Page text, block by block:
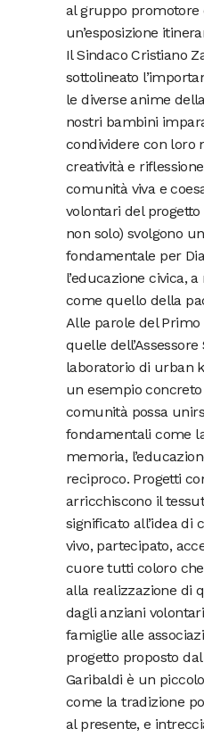
al gruppo promotore
un’esposizione
Il Sindaco Cristiano
sottolineato
le diverse anime
nostri bambini
condividere con loro
creatività e
comunità viva e
volontari del progetto
non solo) svolgono
fondamentale per
l’educazione civica,
come quello della
Alle parole del
quelle
laboratorio di urban
un esempio
comunità possa
fondamentali come
memoria,
reciproco. Progetti
arricchiscono il
significato all’idea di
vivo, partecipato,
cuore tutti coloro
alla realizzazione di
dagli anziani
famiglie alle
progetto proposto
Garibaldi è un
come la tradizione
al presente, e